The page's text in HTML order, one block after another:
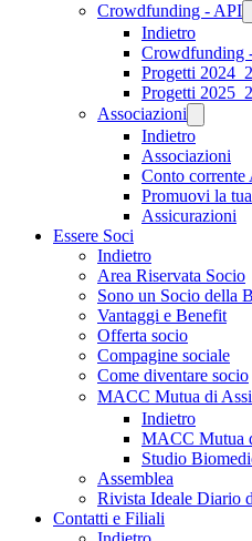
Crowdfunding - API
Indietro
Crowdfunding
Progetti
Progetti
Associazioni
Indietro
Associazioni
Conto corrente
Promuovi la
Assicurazioni
Essere Soci
Indietro
Area Riservata Socio
Sono un Socio della
Vantaggi e Benefit
Offerta socio
Compagine sociale
Come diventare socio
MACC Mutua di
Indietro
MACC Mutua
Studio
Assemblea
Rivista Ideale Diario
Contatti e Filiali